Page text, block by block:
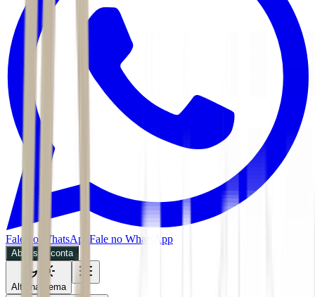
Fale no WhatsApp Fale no WhatsApp
Abra sua conta
Alternar tema